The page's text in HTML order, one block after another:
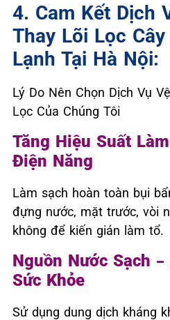
4. Cam Kết Dịch
Thay Lõi Lọc
Lạnh Tại Hà Nội:
Lý Do Nên Chọn Dịch Vụ
Lọc Của Chúng Tôi
Tăng Hiệu Suất
Điện Năng
Làm sạch hoàn toàn bụi
đựng nước, mặt trước, vòi
không để kiến gián làm tổ.
Nguồn Nước Sạch –
Sức Khỏe
Sử dụng dung dịch kháng